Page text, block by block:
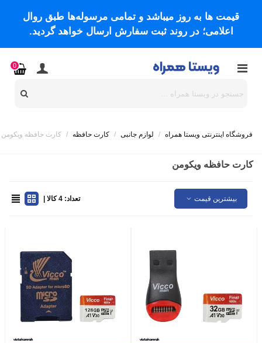
قیمت ها به روز میباشد و تمامی مرسوله‌ها طبق روال
اعلامی؛ در روند ثبت سفارش ارسال خواهد گردید.
0
فروشگاه اینترنتی ویستا همراه / لوازم جانبی / کارت حافظه / کارت حافظه ویکومن
کارت حافظه ویکومن
بیشترین قیمت تعداد: 4 کالا |